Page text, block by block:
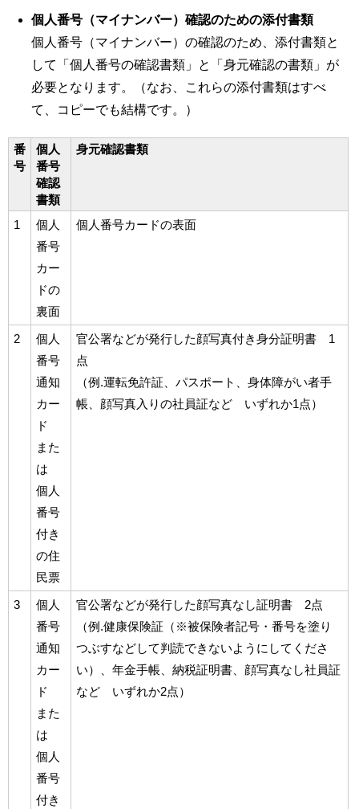
個人番号（マイナンバー）確認のための添付書類
個人番号（マイナンバー）の確認のため、添付書類と
して「個人番号の確認書類」と「身元確認の書類」が
必要となります。（なお、これらの添付書類はすべ
て、コピーでも結構です。）
番
号
個人
番号
確認
書類
身元確認書類
1
個人
番号
カー
ドの
裏面
個人番号カードの表面
2
個人
番号
通知
カー
ド
また
は
個人
番号
付き
の住
民票
官公署などが発行した顔写真付き身分証明書 1
点
（例.運転免許証、パスポート、身体障がい者手
帳、顔写真入りの社員証など いずれか1点）
3
個人
番号
通知
カー
ド
また
は
個人
番号
付き
官公署などが発行した顔写真なし証明書 2点
（例.健康保険証（※被保険者記号・番号を塗り
つぶすなどして判読できないようにしてくださ
い）、年金手帳、納税証明書、顔写真なし社員証
など いずれか2点）